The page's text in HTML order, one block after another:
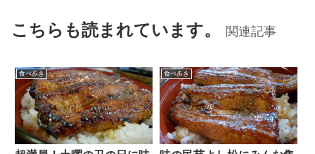
こちらも読まれています。 関連記事
食べ歩き 食べ歩き